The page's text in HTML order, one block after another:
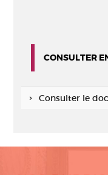
CONSULTER
Consulter le